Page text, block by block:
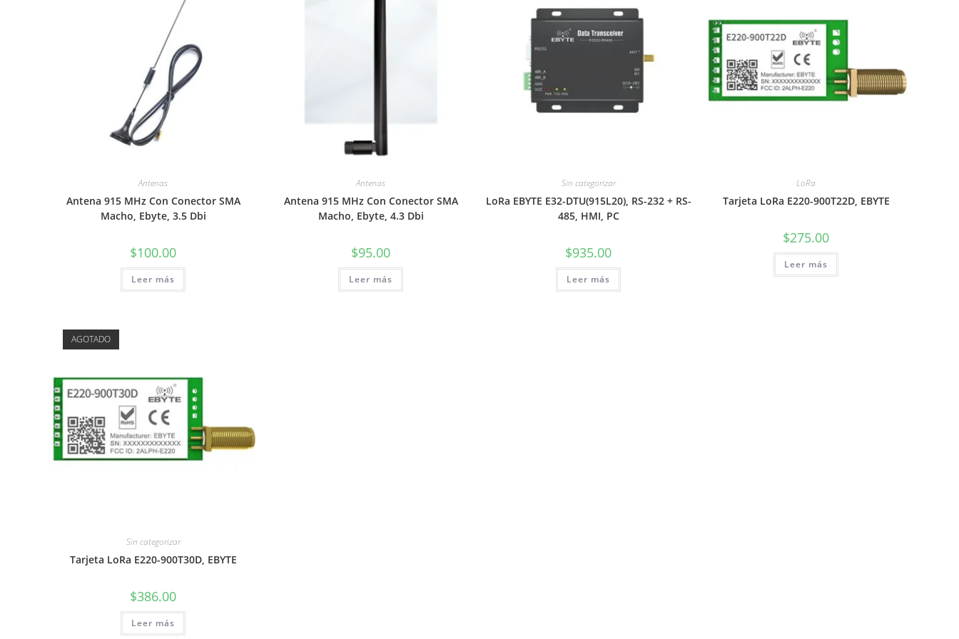
Antenas
Antena 915 MHz Con Conector SMA
Macho, Ebyte, 3.5 Dbi
$100.00
Leer más
Antenas
Antena 915 MHz Con Conector SMA
Macho, Ebyte, 4.3 Dbi
$95.00
Leer más
Sin categorizar
LoRa EBYTE E32-DTU(915L20), RS-232 + RS-
485, HMI, PC
$935.00
Leer más
LoRa
Tarjeta LoRa E220-900T22D, EBYTE
$275.00
Leer más
AGOTADO
Sin categorizar
Tarjeta LoRa E220-900T30D, EBYTE
$386.00
Leer más